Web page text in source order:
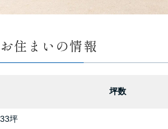
お住まいの情報
坪数
33坪